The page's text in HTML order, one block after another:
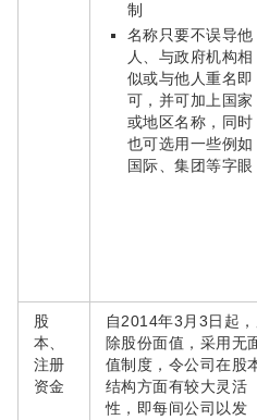
制
名称只要不误导他
人、与政府机构相
似或与他人重名即
可，并可加上国家
或地区名称，同时
也可选用一些例如
国际、集团等字眼
股
本、
注册
资金
自2014年3月3日起
除股份面值，采用无
值制度，令公司在股
结构方面有较大灵活
性，即每间公司以发